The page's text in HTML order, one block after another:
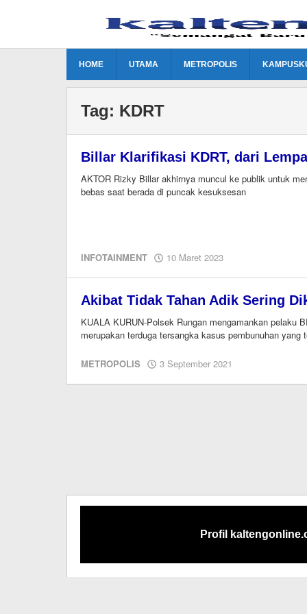
HOME UTAMA METROPOLIS
Tag: KDRT
Billar Klarifikasi KDRT, dari
AKTOR Rizky Billar akhirnya muncul ke publik untuk
bebas saat berada di puncak kesuksesan
INFOTAINMENT 10 Maret 2023
Akibat Tidak Tahan Adik Sering
KUALA KURUN-Polsek Rungan mengamankan pelaku
merupakan terduga tersangka kasus pembunuhan yang
METROPOLIS 3 September 2021
Profil